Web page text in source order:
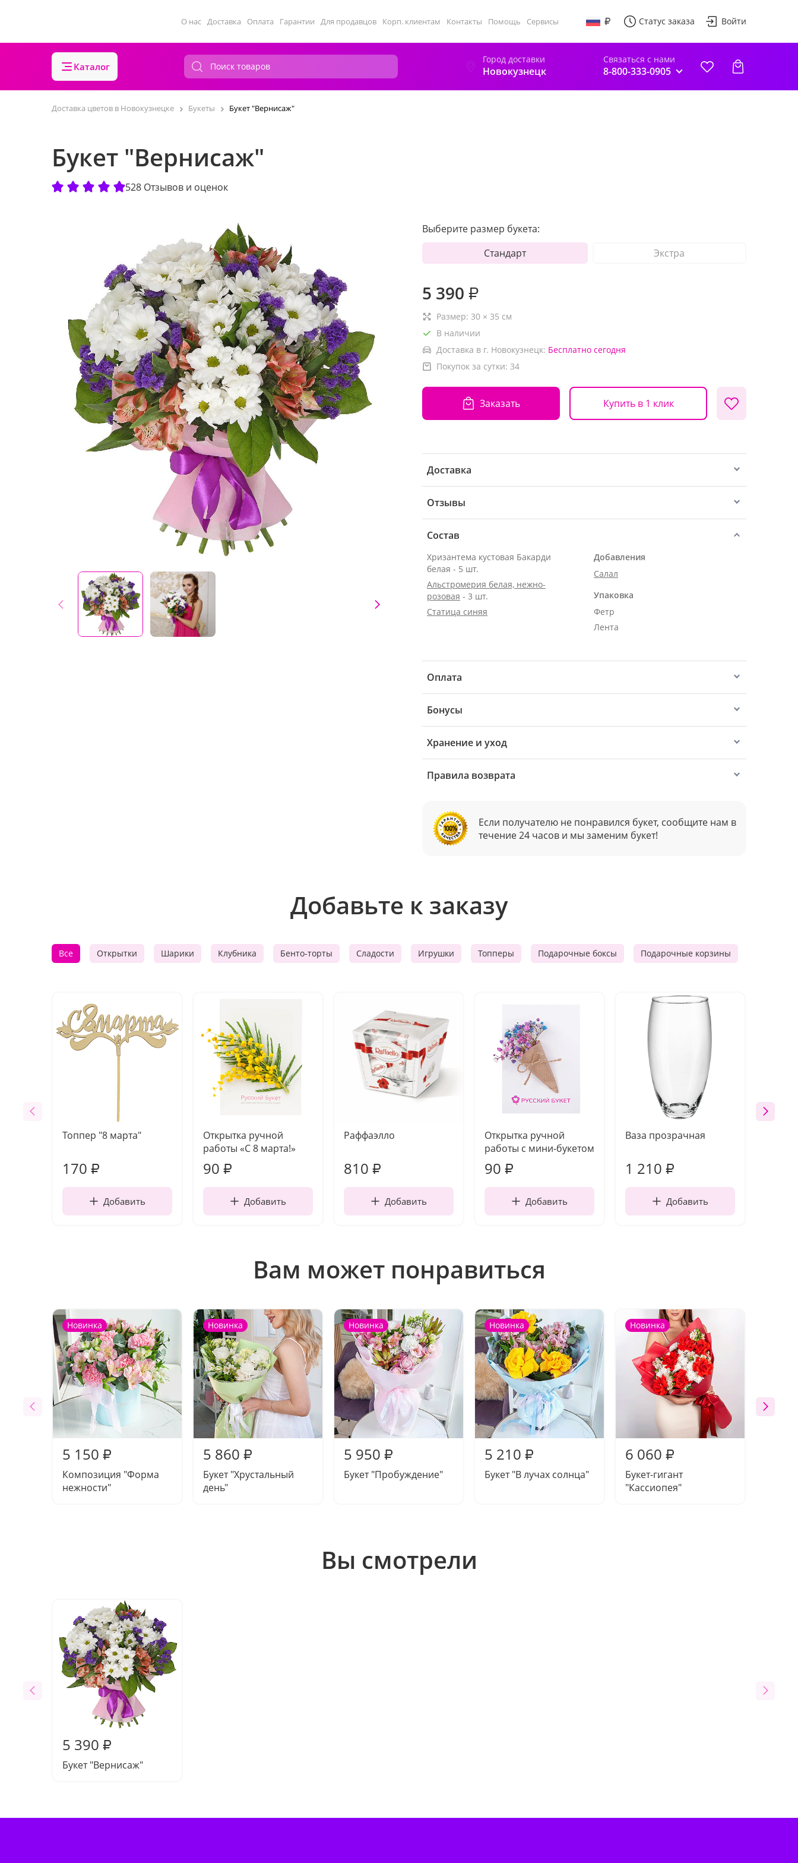
О нас Доставка Оплата Гарантии Для продавцов Корп. клиентам Контакты Помощь Сервисы Статус заказа Войти
Каталог
Город доставки
Новокузнецк
Связаться с нами
8-800-333-0905
Доставка цветов в Новокузнецке Букеты Букет "Вернисаж"
Букет "Вернисаж"
528 Отзывов и оценок
Выберите размер букета:
Стандарт
Экстра
5 390 ₽
Размер: 30 × 35 см
В наличии
Доставка в г. Новокузнецк: Бесплатно сегодня
Покупок за сутки: 34
Заказать Купить в 1 клик
Доставка
Отзывы
Состав
Хризантема кустовая Бакарди
белая - 5 шт.
Альстромерия белая, нежно-
розовая - 3 шт.
Статица синяя
Добавления
Салал
Упаковка
Фетр
Лента
Оплата
Бонусы
Хранение и уход
Правила возврата
Если получателю не понравился букет, сообщите нам в
течение 24 часов и мы заменим букет!
Добавьте к заказу
Все Открытки Шарики Клубника Бенто-торты Сладости Игрушки Топперы Подарочные боксы Подарочные корзины
Топпер "8 марта"
170 ₽
Добавить
Открытка ручной
работы «С 8 марта!»
90 ₽
Добавить
Раффаэлло
810 ₽
Добавить
Открытка ручной
работы с мини-букетом
90 ₽
Добавить
Ваза прозрачная
1 210 ₽
Добавить
Вам может понравиться
Новинка
5 150 ₽
Композиция "Форма
нежности"
Новинка
5 860 ₽
Букет "Хрустальный
день"
Новинка
5 950 ₽
Букет "Пробуждение"
Новинка
5 210 ₽
Букет "В лучах солнца"
Новинка
6 060 ₽
Букет-гигант
"Кассиопея"
Вы смотрели
5 390 ₽
Букет "Вернисаж"